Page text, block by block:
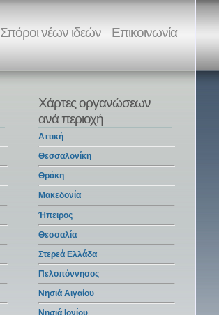
Σπόροι νέων ιδεών Επικοινωνία
Χάρτες οργανώσεων
ανά περιοχή
Αττική
Θεσσαλονίκη
Θράκη
Μακεδονία
Ήπειρος
Θεσσαλία
Στερεά Ελλάδα
Πελοπόννησος
Νησιά Αιγαίου